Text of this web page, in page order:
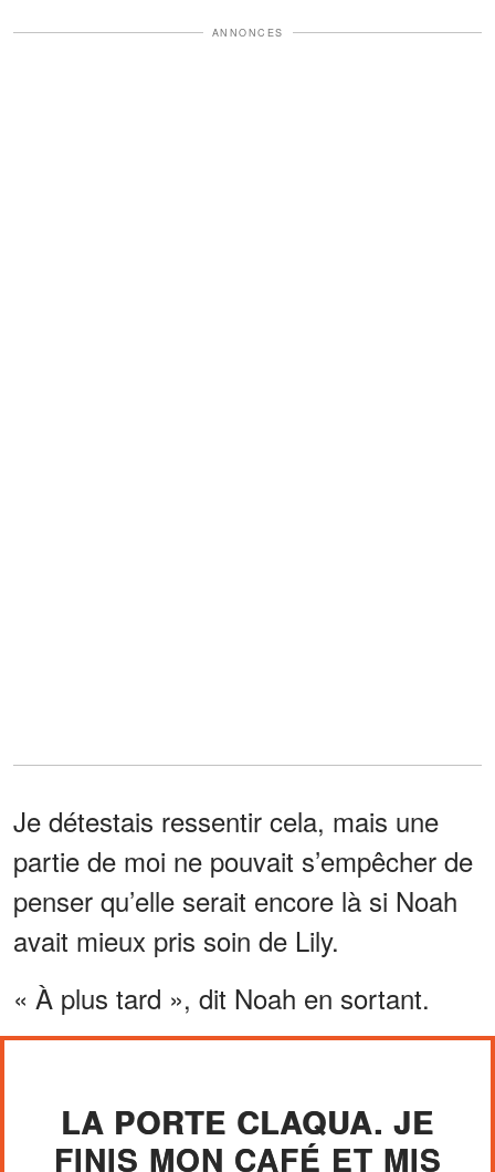
ANNONCES
Je détestais ressentir cela, mais une
partie de moi ne pouvait s’empêcher de
penser qu’elle serait encore là si Noah
avait mieux pris soin de Lily.
« À plus tard », dit Noah en sortant.
LA PORTE CLAQUA. JE
FINIS MON CAFÉ ET MIS